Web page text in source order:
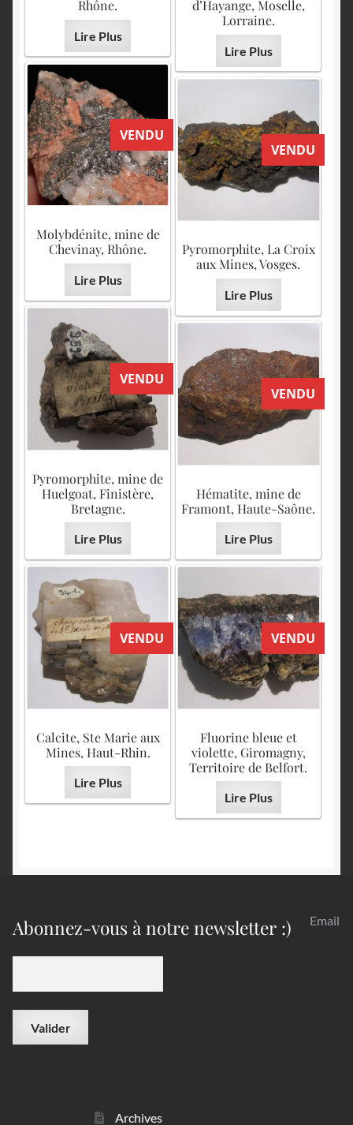
Rhône.
Lire Plus
d’Hayange, Moselle,
Lorraine.
Lire Plus
VENDU
Molybdénite, mine de
Chevinay, Rhône.
Lire Plus
VENDU
Pyromorphite, La Croix
aux Mines, Vosges.
Lire Plus
VENDU
Pyromorphite, mine de
Huelgoat, Finistère,
Bretagne.
Lire Plus
VENDU
Hématite, mine de
Framont, Haute-Saône.
Lire Plus
VENDU
Calcite, Ste Marie aux
Mines, Haut-Rhin.
Lire Plus
VENDU
Fluorine bleue et
violette, Giromagny,
Territoire de Belfort.
Lire Plus
Abonnez-vous à notre newsletter :) Email
Archives